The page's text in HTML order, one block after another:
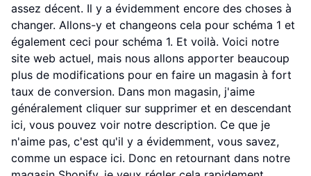
assez décent. Il y a évidemment encore des choses à
changer. Allons-y et changeons cela pour schéma 1 et
également ceci pour schéma 1. Et voilà. Voici notre
site web actuel, mais nous allons apporter beaucoup
plus de modifications pour en faire un magasin à fort
taux de conversion. Dans mon magasin, j'aime
généralement cliquer sur supprimer et en descendant
ici, vous pouvez voir notre description. Ce que je
n'aime pas, c'est qu'il y a évidemment, vous savez,
comme un espace ici. Donc en retournant dans notre